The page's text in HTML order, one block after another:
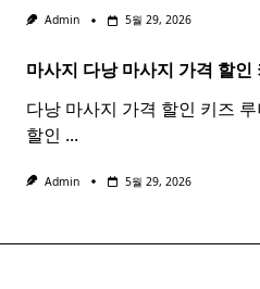
Admin 5월 29, 2026
마사지 다낭마사지 가격 할인
다낭 마사지 가격 할인 키즈
할인 ...
Admin 5월 29, 2026